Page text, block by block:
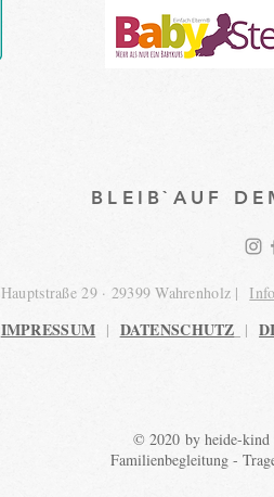
BLEIB`AUF
Hauptstraße 29 · 29399 Wahrenholz |
IMPRESSUM | DATENSCHUTZ |
© 2020 by heide-kind
Familienbegleitung -